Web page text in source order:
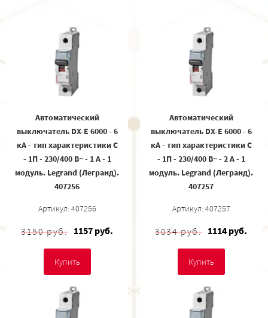
Автоматический
выключатель DX-E 6000 - 6
кА - тип характеристики C
- 1П - 230/400 В~ - 1 А - 1
модуль. Legrand (Легранд).
407256
Артикул: 407256
3150 руб. 1157 руб.
Купить
Автоматический
выключатель DX-E 6000 - 6
кА - тип характеристики C
- 1П - 230/400 В~ - 2 А - 1
модуль. Legrand (Легранд).
407257
Артикул: 407257
3034 руб. 1114 руб.
Купить